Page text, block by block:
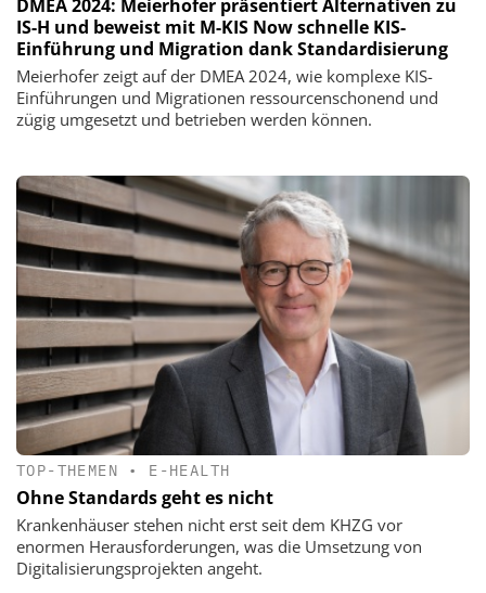
DMEA 2024: Meierhofer präsentiert Alternativen zu
IS-H und beweist mit M-KIS Now schnelle KIS-
Einführung und Migration dank Standardisierung
Meierhofer zeigt auf der DMEA 2024, wie komplexe KIS-
Einführungen und Migrationen ressourcenschonend und
zügig umgesetzt und betrieben werden können.
TOP-THEMEN • E-HEALTH
Ohne Standards geht es nicht
Krankenhäuser stehen nicht erst seit dem KHZG vor
enormen Herausforderungen, was die Umsetzung von
Digitalisierungsprojekten angeht.